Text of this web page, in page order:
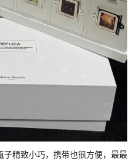
子精致小巧，携带也很方便，最最